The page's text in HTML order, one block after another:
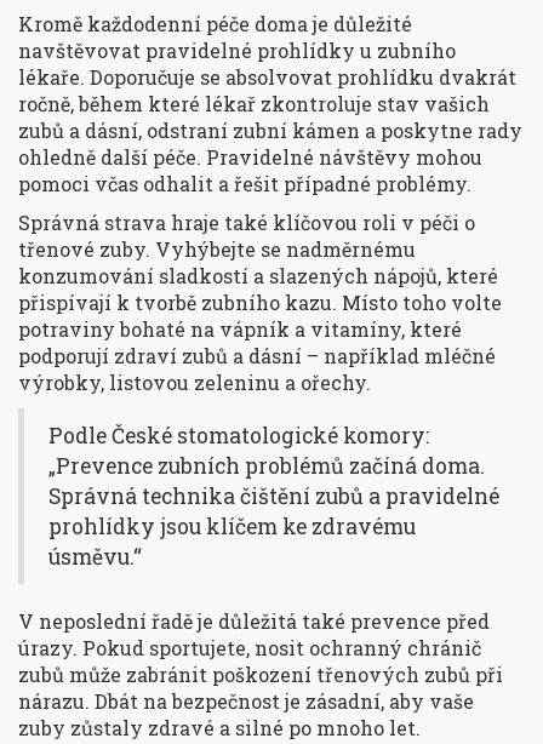
Kromě každodenní péče doma je důležité
navštěvovat pravidelné prohlídky u zubního
lékaře. Doporučuje se absolvovat prohlídku dvakrát
ročně, během které lékař zkontroluje stav vašich
zubů a dásní, odstraní zubní kámen a poskytne rady
ohledně další péče. Pravidelné návštěvy mohou
pomoci včas odhalit a řešit případné problémy.
Správná strava hraje také klíčovou roli v péči o
třenové zuby. Vyhýbejte se nadměrnému
konzumování sladkostí a slazených nápojů, které
přispívají k tvorbě zubního kazu. Místo toho volte
potraviny bohaté na vápník a vitamíny, které
podporují zdraví zubů a dásní – například mléčné
výrobky, listovou zeleninu a ořechy.
Podle České stomatologické komory:
„Prevence zubních problémů začíná doma.
Správná technika čištění zubů a pravidelné
prohlídky jsou klíčem ke zdravému
úsměvu.“
V neposlední řadě je důležitá také prevence před
úrazy. Pokud sportujete, nosit ochranný chránič
zubů může zabránit poškození třenových zubů při
nárazu. Dbát na bezpečnost je zásadní, aby vaše
zuby zůstaly zdravé a silné po mnoho let.